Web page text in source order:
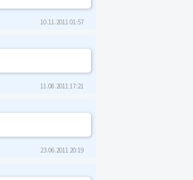
10.11.2011 01:57
11.08.2011 17:21
23.06.2011 20:19